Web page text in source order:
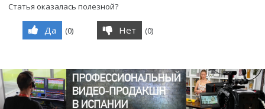
Статья оказалась полезной?
Да (0) Нет (0)